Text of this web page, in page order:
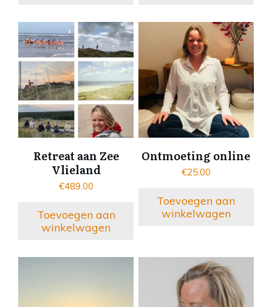
Retreat aan Zee
Vlieland
€489.00
Toevoegen aan
winkelwagen
Ontmoeting online
€25.00
Toevoegen aan
winkelwagen